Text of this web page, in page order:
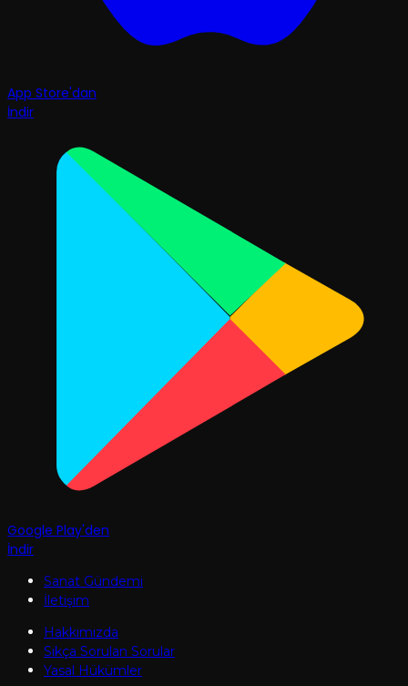
App Store'dan
İndir
Google Play'den
İndir
Sanat Gündemi
İletişim
Hakkımızda
Sıkça Sorulan Sorular
Yasal Hükümler